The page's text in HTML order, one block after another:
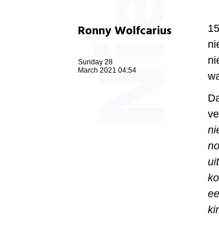
Ronny Wolfcarius
Sunday 28
March 2021 04:54